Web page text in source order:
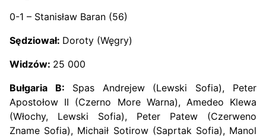
0-1 – Stanisław Baran (56)
Sędziował: Doroty (Węgry)
Widzów: 25 000
Bułgaria B: Spas Andrejew (Lewski Sofia), Peter
Apostołow II (Czerno More Warna), Amedeo Klewa
(Włochy, Lewski Sofia), Peter Patew (Czerweno
Zname Sofia), Michaił Sotirow (Saprtak Sofia), Manol